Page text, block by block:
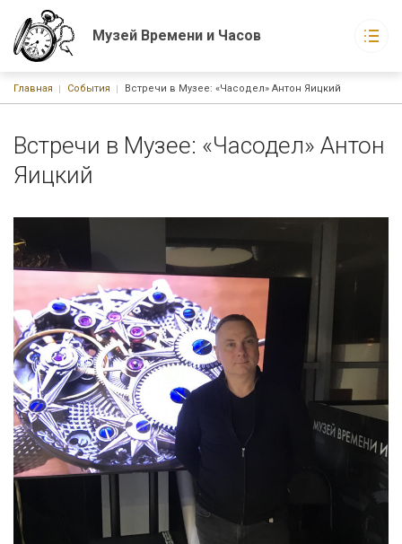
Музей Времени и Часов
Музей Времени и Часов
Новости
График работы:
С 10-00 до 21-00 ежедневно без выходных
Строка навигации
Главная События Встречи в Музее: «Часодел» Антон Яицкий
Встречи в Музее: «Часодел» Антон
Яицкий